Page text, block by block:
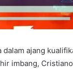
ajang
imbang,